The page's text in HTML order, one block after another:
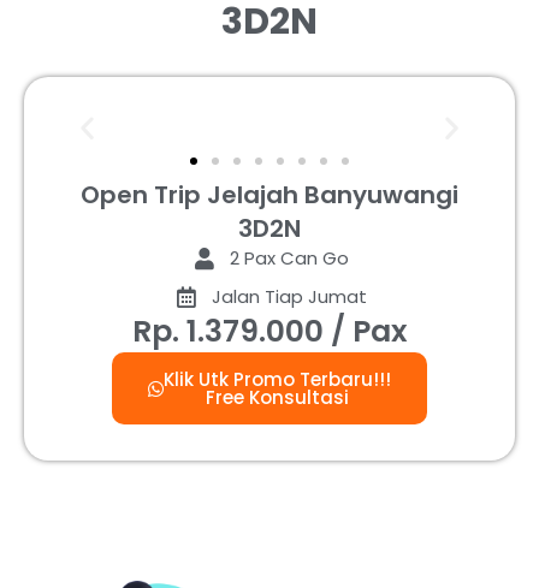
3D2N
Open Trip Jelajah Banyuwangi
3D2N
2 Pax Can Go
Jalan Tiap Jumat
Rp. 1.379.000 / Pax
Klik Utk Promo Terbaru!!!
Free Konsultasi